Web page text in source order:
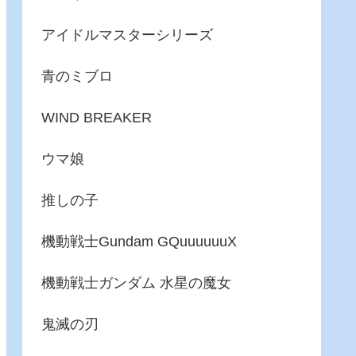
アイドルマスターシリーズ
青のミブロ
WIND BREAKER
ウマ娘
推しの子
機動戦士Gundam GQuuuuuuX
機動戦士ガンダム 水星の魔女
鬼滅の刃